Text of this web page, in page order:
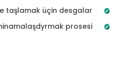
taşlamak üçin desgalar
prosesi